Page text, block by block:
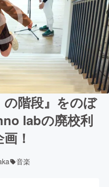
の階段』をのぼ
labの廃校利
！
音楽